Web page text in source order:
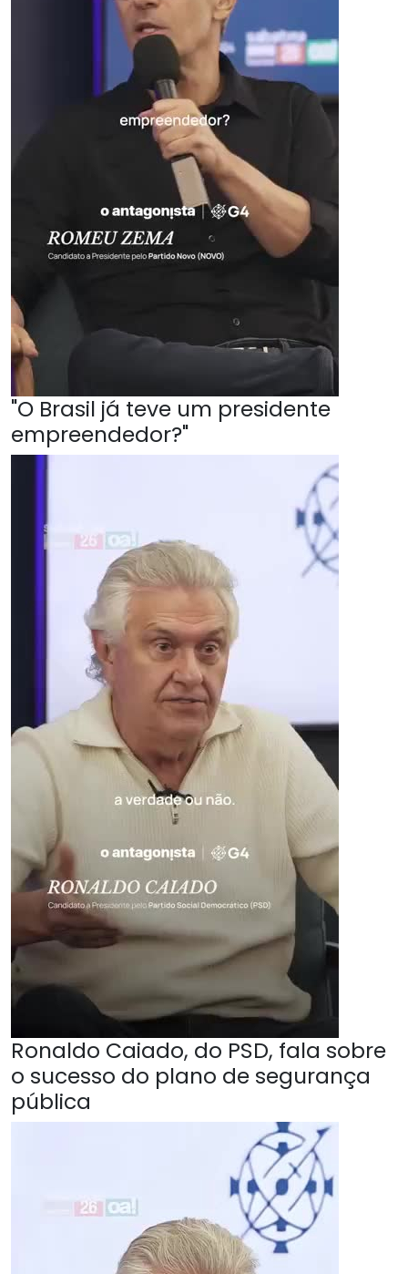
"O Brasil já teve um presidente
empreendedor?"
Ronaldo Caiado, do PSD, fala sobre
o sucesso do plano de segurança
pública